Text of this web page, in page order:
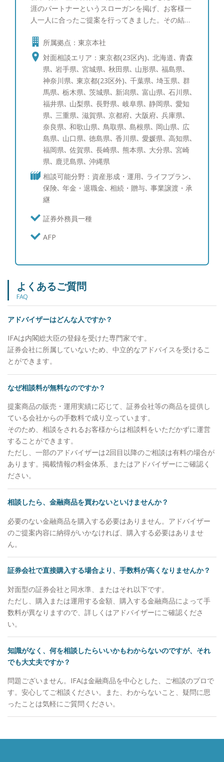
涯のパートナーというスローガンを掲げ、お客様一
人一人に合ったご提案を行ってきました。その結
の看板としてホームページにも掲載されておりまし
た。 その後総合金融代理店を創業し、ファイナン
シャルプランナーとして幅広いお客様の経済的課題
に向き合って参りました。 このような経験から資
産運用のご相談はもちろんのこと、将来の相続対策
や節税対策など幅広い解決策をご提案できます。
お客様に寄り添い、中立的立場からフラットな目線
でお話させていただきます。セカンドオピニオンと
してでも構いませんので、まずはお気軽にご相談く
ださい。 ●得意な商品・サービス 日本株式（中小
型株）、日本株式（大型株）、米国株式、先進国債
券、社債、仕組債、投資信託、ポートフォリオコン
サルティング、生命保険 ●趣味 車、教育について
の勉強、グルメ、ゴルフ、ワインを飲むこと、時
計・装飾品 ※ゴルフのスコア：100
所属拠点：東京本社
対面相談エリア：東京都(23区内)､ 北海道､ 青森
県､ 岩手県､ 宮城県､ 秋田県､ 山形県､ 福島県､
神奈川県､ 東京都(23区外)､ 千葉県､ 埼玉県､ 群
馬県､ 栃木県､ 茨城県､ 新潟県､ 富山県､ 石川県､
福井県､ 山梨県､ 長野県､ 岐阜県､ 静岡県､ 愛知
県､ 三重県､ 滋賀県､ 京都府､ 大阪府､ 兵庫県､
奈良県､ 和歌山県､ 鳥取県､ 島根県､ 岡山県､ 広
島県､ 山口県､ 徳島県､ 香川県､ 愛媛県､ 高知県､
福岡県､ 佐賀県､ 長崎県､ 熊本県､ 大分県､ 宮崎
県､ 鹿児島県､ 沖縄県
相談可能分野：資産形成・運用､ ライフプラン､
保険､ 年金・退職金､ 相続・贈与､ 事業譲渡・承
継
証券外務員一種
AFP
よくあるご質問
FAQ
アドバイザーはどんな人ですか？
IFAは内閣総大臣の登録を受けた専門家です。
証券会社に所属していないため、中立的なアドバイスを受けるこ
とができます。
なぜ相談料が無料なのですか？
提案商品の販売・運用実績に応じて、証券会社等の商品を提供し
ている会社からの手数料で成り立っています。
そのため、相談をされるお客様からは相談料をいただかずに運営
することができます。
ただし、一部のアドバイザーは2回目以降のご相談は有料の場合が
あります。掲載情報の料金体系、またはアドバイザーにご確認く
ださい。
相談したら、金融商品を買わないといけませんか？
必要のない金融商品を購入する必要はありません。アドバイザー
のご提案内容に納得がいかなければ、購入する必要はありませ
ん。
証券会社で直接購入する場合より、手数料が高くなりませんか？
対面型の証券会社と同水準、またはそれ以下です。
ただし、購入または運用する金額、購入する金融商品によって手
数料が異なりますので、詳しくはアドバイザーにご確認くださ
い。
知識がなく、何を相談したらいいかもわからないのですが、それ
でも大丈夫ですか？
問題ございません。IFAは金融商品を中心とした、ご相談のプロで
す。安心してご相談ください。また、わからないこと、疑問に思
ったことは気軽にご質問ください。